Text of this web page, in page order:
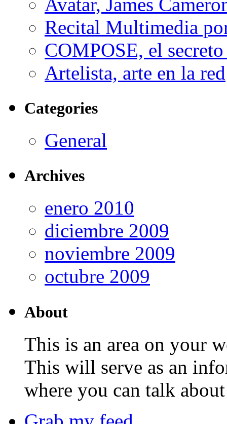
Recital Multimedia
COMPOSE, el
Artelista, arte en la red
Categories
General
Archives
enero 2010
diciembre 2009
noviembre 2009
octubre 2009
About
This is an area on your
This will serve as an
where you can talk